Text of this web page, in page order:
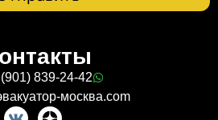
839-24-42
москва.com